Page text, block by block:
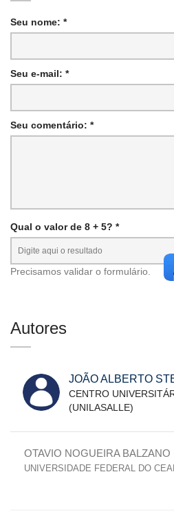
Seu nome: *
Seu e-mail: *
Seu comentário: *
Qual o valor de 8 + 5? *
Precisamos validar o formulário.
Autores
JOÃO ALBERTO
CENTRO
(UNILASALLE)
OTAVIO NOGUEIRA BALZANO
UNIVERSIDADE FEDERAL DO